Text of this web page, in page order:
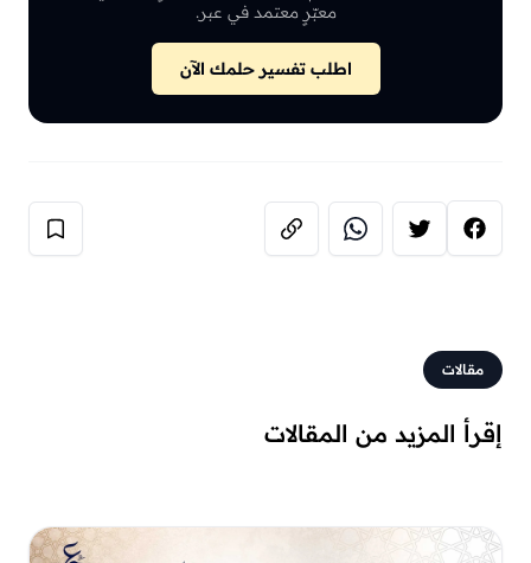
معبّرٍ معتمد في عبر.
اطلب تفسير حلمك الآن
مقالات
إقرأ المزيد من المقالات